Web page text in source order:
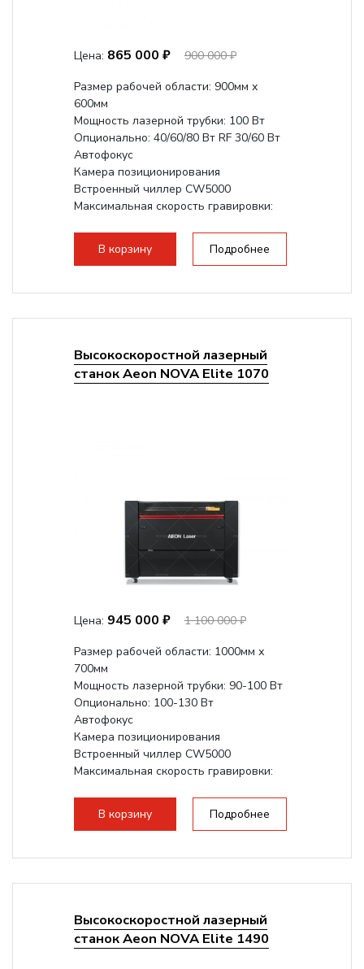
Цена: 865 000 ₽
900 000 ₽
Размер рабочей области: 900мм х
600мм
Мощность лазерной трубки: 100 Вт
Опционально: 40/60/80 Вт RF 30/60 Вт
Автофокус
Камера позиционирования
Встроенный чиллер CW5000
Максимальная скорость гравировки:
В корзину Подробнее
Высокоскоростной лазерный
станок Aeon NOVA Elite 1070
Цена: 945 000 ₽
1 100 000 ₽
Размер рабочей области: 1000мм х
700мм
Мощность лазерной трубки: 90-100 Вт
Опционально: 100-130 Вт
Автофокус
Камера позиционирования
Встроенный чиллер CW5000
Максимальная скорость гравировки:
140мм,
В корзину Подробнее
Высокоскоростной лазерный
станок Aeon NOVA Elite 1490